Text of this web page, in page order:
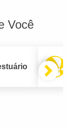
Você